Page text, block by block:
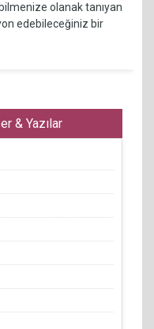
olanak tanıyan
edebileceğiniz bir
& Yazılar